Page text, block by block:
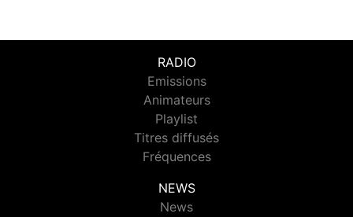
RADIO
Emissions
Animateurs
Playlist
Titres diffusés
Fréquences
NEWS
News